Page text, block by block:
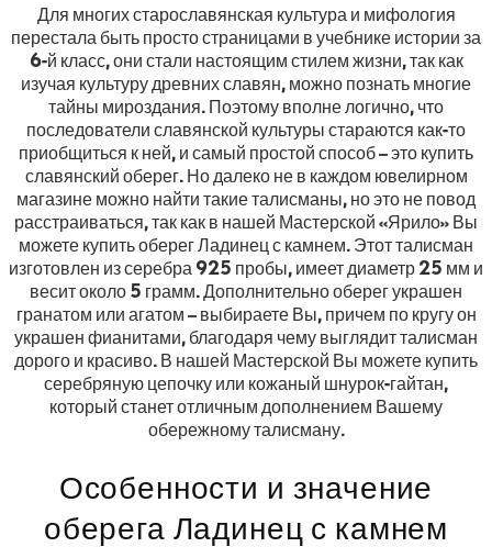
Для многих старославянская культура и мифология
перестала быть просто страницами в учебнике истории за
6-й класс, они стали настоящим стилем жизни, так как
изучая культуру древних славян, можно познать многие
тайны мироздания. Поэтому вполне логично, что
последователи славянской культуры стараются как-то
приобщиться к ней, и самый простой способ – это купить
славянский оберег. Но далеко не в каждом ювелирном
магазине можно найти такие талисманы, но это не повод
расстраиваться, так как в нашей Мастерской «Ярило» Вы
можете купить оберег Ладинец с камнем. Этот талисман
изготовлен из серебра 925 пробы, имеет диаметр 25 мм и
весит около 5 грамм. Дополнительно оберег украшен
гранатом или агатом – выбираете Вы, причем по кругу он
украшен фианитами, благодаря чему выглядит талисман
дорого и красиво. В нашей Мастерской Вы можете купить
серебряную цепочку или кожаный шнурок-гайтан,
который станет отличным дополнением Вашему
обережному талисману.
Особенности и значение
оберега Ладинец с камнем